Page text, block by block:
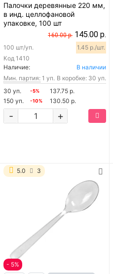
Палочки деревянные 220 мм,
в инд. целлофановой
упаковке, 100 шт
160.00 р. 145.00 р.
Код 1410
100 шт/уп. 1.45 р./шт.
Наличие:
В наличии
Мин. партия: 1 уп. В коробке: 30 уп.
30 уп.
-5%
137.75 р.
150 уп.
-10% 130.50 р.
+
-
5.0 3
- 5%